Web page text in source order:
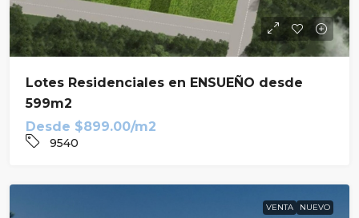
Lotes Residenciales en ENSUEÑO desde
599m2
Desde $899.00/m2
9540
VENTA NUEVO